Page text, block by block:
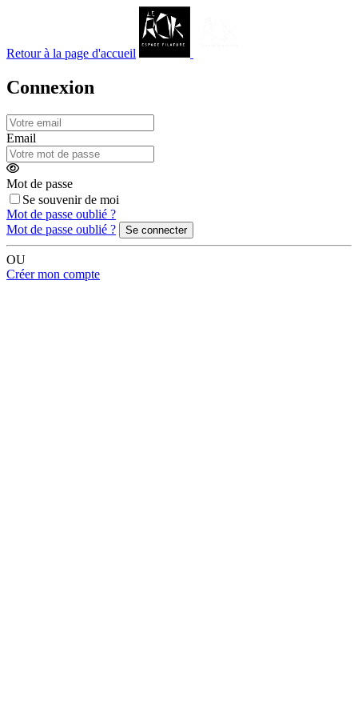
Retourà la page d'accueil
Connexion
Email
Mot de passe
Se souvenir de moi
Mot de passe oublié ?
Mot de passe oublié ?
Se connecter
OU
Créer mon compte